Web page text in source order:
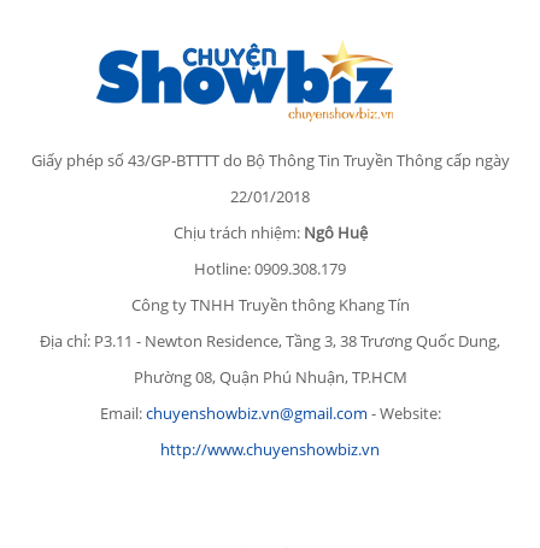
Giấy phép số 43/GP-BTTTT do Bộ Thông Tin Truyền Thông cấp ngày
22/01/2018
Chịu trách nhiệm: Ngô Huệ
Hotline: 0909.308.179
Công ty TNHH Truyền thông Khang Tín
Địa chỉ: P3.11 - Newton Residence, Tầng 3, 38 Trương Quốc Dung,
Phường 08, Quận Phú Nhuận, TP.HCM
Email:chuyenshowbiz.vn@gmail.com - Website:
http://www.chuyenshowbiz.vn